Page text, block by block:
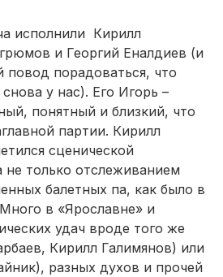
исполнили Кирилл
и Георгий Еналдиев (и
повод порадоваться, что
у нас). Его Игорь –
понятный и близкий, что
партии. Кирилл
сценической
не только отслеживанием
балетных па, как было в
в «Ярославне» и
удач вроде того же
Кирилл Галимянов) или
разных духов и прочей